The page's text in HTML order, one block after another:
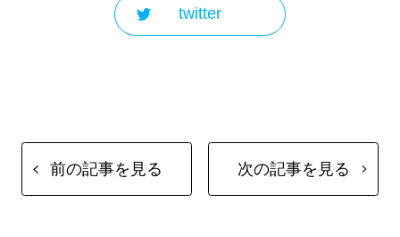
twitter
前の記事を見る 次の記事を見る